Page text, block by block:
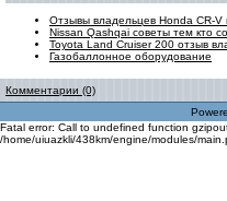
Отзывы владельцев Honda CR-V
Nissan Qashqai советы тем кто
Toyota Land Cruiser 200 отзыв
Газобаллонное оборудование
Комментарии (0)
Fatal error: Call to undefined function
/home/uiuazkli/438km/engine/modules/